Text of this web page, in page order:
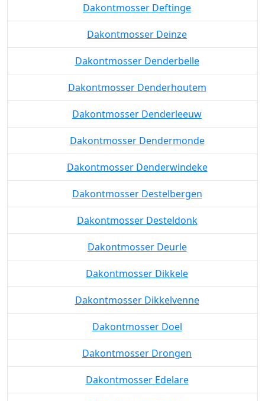
Dakontmosser Deftinge
Dakontmosser Deinze
Dakontmosser Denderbelle
Dakontmosser Denderhoutem
Dakontmosser Denderleeuw
Dakontmosser Dendermonde
Dakontmosser Denderwindeke
Dakontmosser Destelbergen
Dakontmosser Desteldonk
Dakontmosser Deurle
Dakontmosser Dikkele
Dakontmosser Dikkelvenne
Dakontmosser Doel
Dakontmosser Drongen
Dakontmosser Edelare